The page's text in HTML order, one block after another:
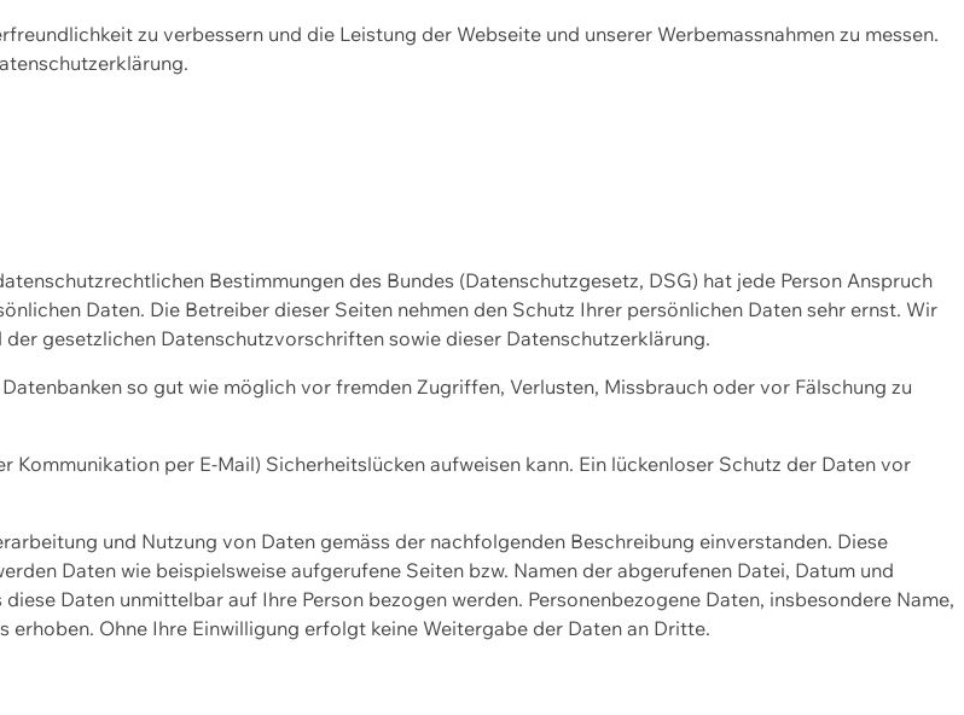
zu verbessern und die Leistung der Webseite und unserer Werbemassnahmen zu messen.
Bestimmungen des Bundes (Datenschutzgesetz, DSG) hat jede Person Anspruch
Daten. Die Betreiber dieser Seiten nehmen den Schutz Ihrer persönlichen Daten sehr ernst. Wir
gesetzlichen Datenschutzvorschriften sowie dieser Datenschutzerklärung.
so gut wie möglich vor fremden Zugriffen, Verlusten, Missbrauch oder vor Fälschung zu
per E-Mail) Sicherheitslücken aufweisen kann. Ein lückenloser Schutz der Daten vor
und Nutzung von Daten gemäss der nachfolgenden Beschreibung einverstanden. Diese
Daten wie beispielsweise aufgerufene Seiten bzw. Namen der abgerufenen Datei, Datum und
Daten unmittelbar auf Ihre Person bezogen werden. Personenbezogene Daten, insbesondere Name,
Ohne Ihre Einwilligung erfolgt keine Weitergabe der Daten an Dritte.